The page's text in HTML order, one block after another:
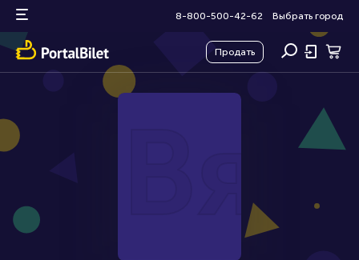
8-800-500-42-62 Выбрать город
Продать